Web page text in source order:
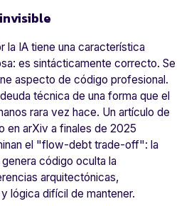
la IA tiene una característica
es sintácticamente correcto. Se
aspecto de código profesional.
técnica de una forma que el
rara vez hace. Un artículo de
en arXiv a finales de 2025
el "flow-debt trade-off": la
código oculta la
arquitectónicas,
lógica difícil de mantener.